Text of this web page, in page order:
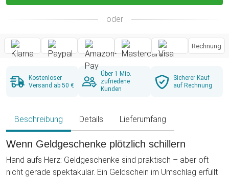
oder
Rechnung
Kostenloser
Versand ab 50 €
Über 1 Mio.
zufriedene
Kunden
Sicherer Kauf
auf Rechnung
Beschreibung Details Lieferumfang
Wenn Geldgeschenke plötzlich schillern
Hand aufs Herz: Geldgeschenke sind praktisch – aber oft
nicht gerade spektakulär. Ein Geldschein im Umschlag erfüllt